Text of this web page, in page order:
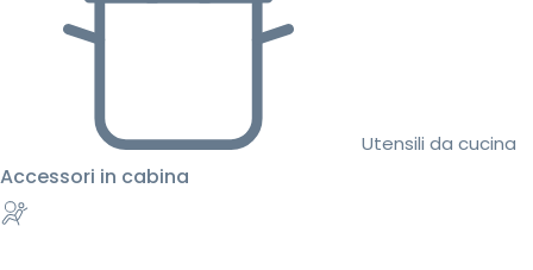
Utensili da cucina
Accessori in cabina